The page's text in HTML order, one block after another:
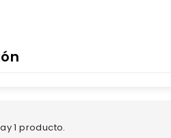
1 producto.